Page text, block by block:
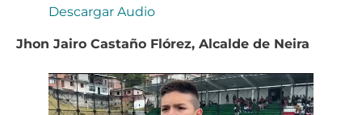
Descargar Audio
Jhon Jairo Castaño Flórez, Alcalde de Neira